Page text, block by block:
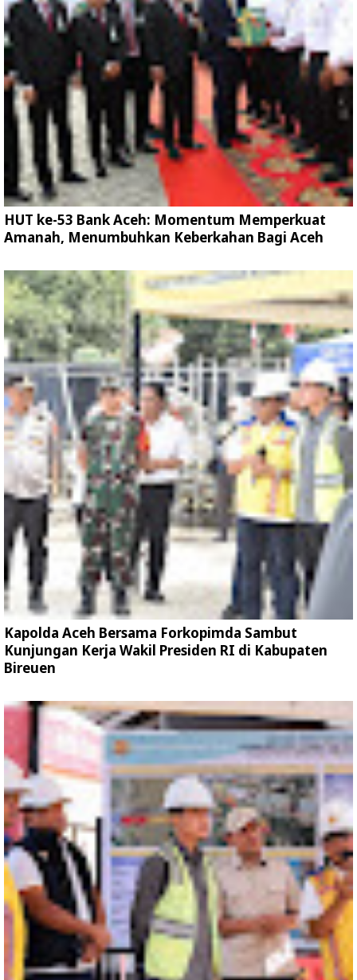
HUT ke-53 Bank Aceh: Momentum Memperkuat
Amanah, Menumbuhkan Keberkahan Bagi Aceh
Kapolda Aceh Bersama Forkopimda Sambut
Kunjungan Kerja Wakil Presiden RI di Kabupaten
Bireuen